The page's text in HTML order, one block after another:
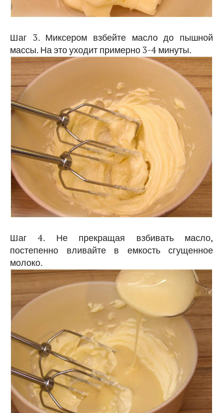
Шаг 3. Миксером взбейте масло до пышной
массы. На это уходит примерно 3-4 минуты.
Шаг 4. Не прекращая взбивать масло,
постепенно вливайте в емкость сгущенное
молоко.